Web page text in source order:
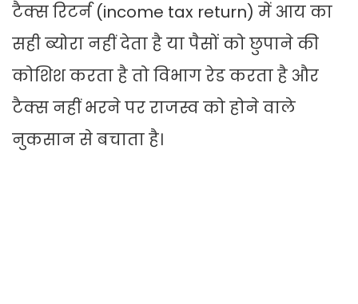
टैक्स रिटर्न (income tax return) में आय का
सही ब्योरा नहीं देता है या पैसों को छुपाने की
कोशिश करता है तो विभाग रेड करता है और
टैक्स नहीं भरने पर राजस्व को होने वाले
नुकसान से बचाता है।